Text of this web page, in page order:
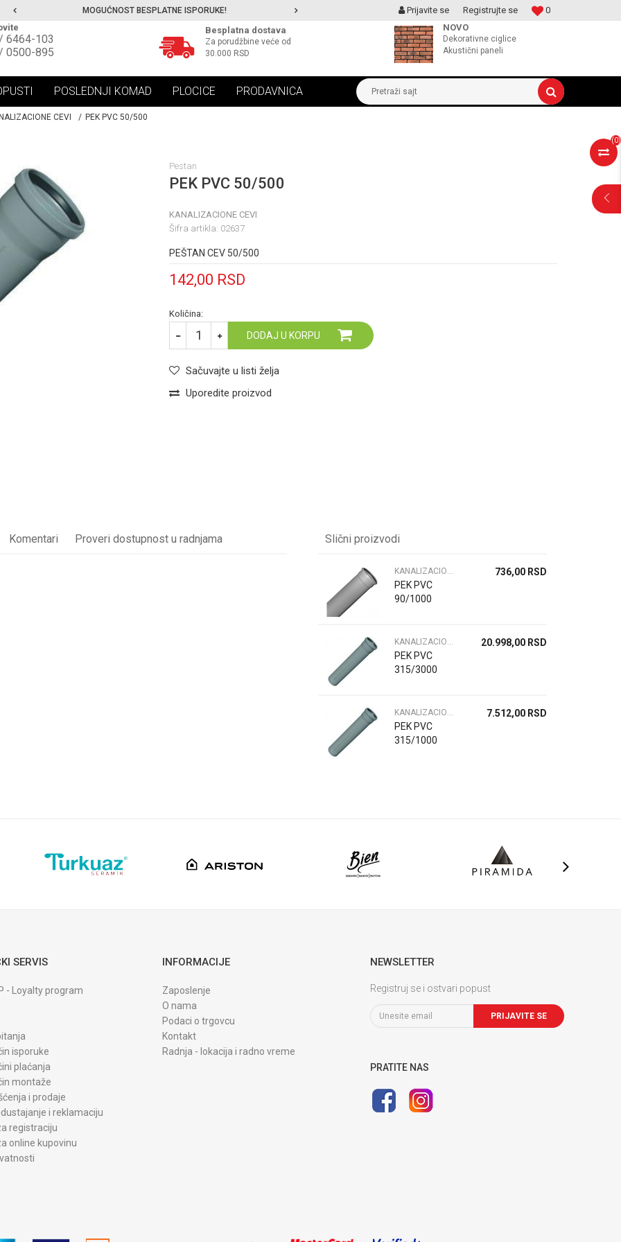
MOGUĆNOST BESPLATNE ISPORUKE! MOGUCNOST MONTAŽE PROIZVODA 0
Prijavite se
Registrujte se
6464-103
0500-895
Besplatna dostava
Za porudžbine veće od
30.000 RSD
NOVO
Dekorativne ciglice
Akustični paneli
POSLEDNJI KOMAD PLOCICE PRODAVNICA Pretraži sajt
(0)
CEVI PEK PVC 50/500
Pestan
PEK PVC 50/500
KANALIZACIONE CEVI
Šifra artikla: 02637
PEŠTAN CEV 50/500
142,00 RSD
Količina:
DODAJ U KORPU
Sačuvajte u listi želja
Uporedite proizvod
Komentari Proveri dostupnost u radnjama Slični proizvodi
KANALIZACIONE CEVI
PEK PVC
90/1000
736,00 RSD
KANALIZACIONE CEVI
PEK PVC
315/3000
20.998,00 RSD
KANALIZACIONE CEVI
PEK PVC
315/1000
7.512,00 RSD
SERVIS
- Loyalty program
isporuke
plaćanja
montaže
i prodaje
i reklamaciju
registraciju
online kupovinu
INFORMACIJE
Zaposlenje
O nama
Podaci o trgovcu
Kontakt
Radnja - lokacija i radno vreme
NEWSLETTER
Registruj se i ostvari popust
PRIJAVITE SE
PRATITE NAS